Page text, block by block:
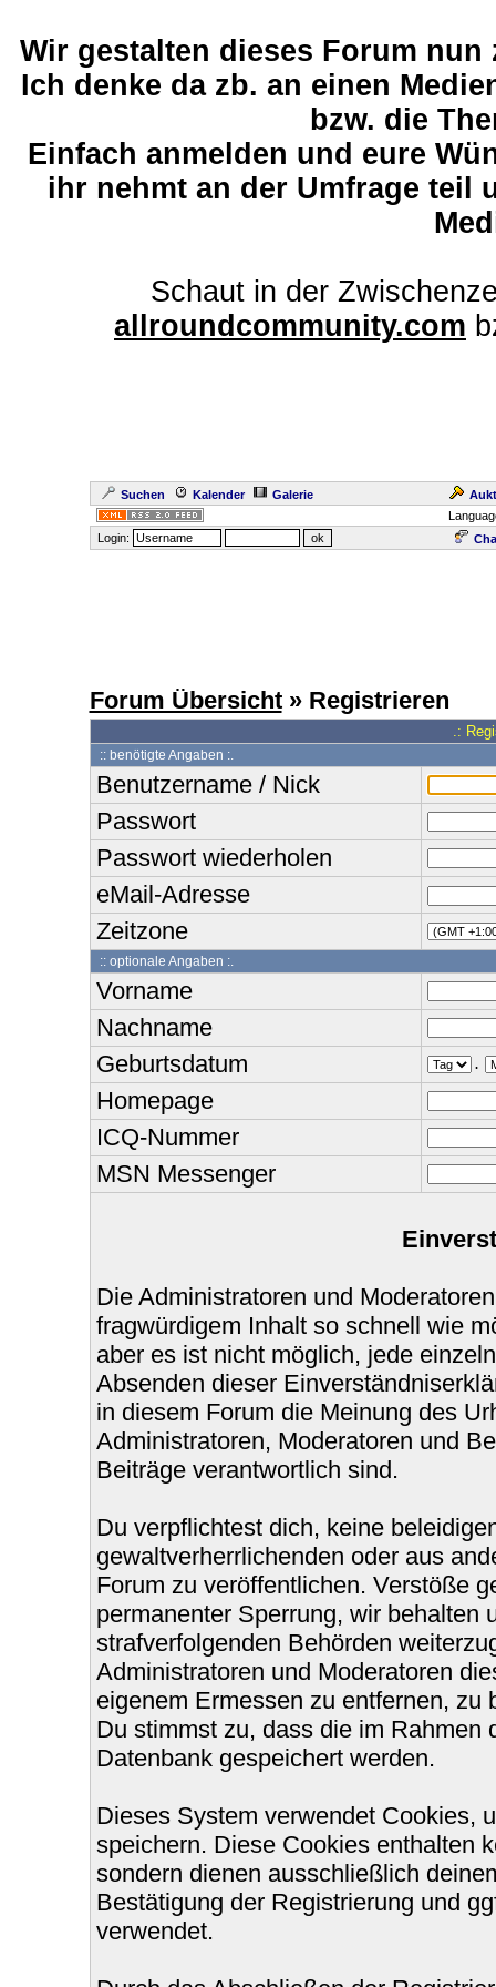
Wir gestalten dieses Forum
Ich denke da zb. an einen
bzw. die
Einfach anmelden und eure
ihr nehmt an der Umfrage teil
Schaut in der
allroundcommunity.com
Suchen Kalender Galerie
Login:
Forum Übersicht» Registrieren
.:
:: benötigte Angaben :.
Benutzername / Nick
Passwort
Passwort wiederholen
eMail-Adresse
Zeitzone
:: optionale Angaben :.
Vorname
Nachname
Geburtsdatum
.
Homepage
ICQ-Nummer
MSN Messenger
Die Administratoren und
fragwürdigem Inhalt so schnell wie
aber es ist nicht möglich, jede
Absenden dieser
in diesem Forum die Meinung des
Administratoren, Moderatoren und
Beiträge verantwortlich sind.
Du verpflichtest dich, keine
gewaltverherrlichenden oder aus
Forum zu veröffentlichen. Verstöße
permanenter Sperrung, wir behalten
strafverfolgenden Behörden
Administratoren und Moderatoren
eigenem Ermessen zu entfernen, zu
Du stimmst zu, dass die im Rahmen
Datenbank gespeichert werden.
Dieses System verwendet Cookies,
speichern. Diese Cookies enthalten
sondern dienen ausschließlich
Bestätigung der Registrierung und
verwendet.